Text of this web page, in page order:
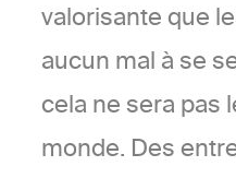
valorisante que
aucun mal à se
cela ne sera pas
monde. Des